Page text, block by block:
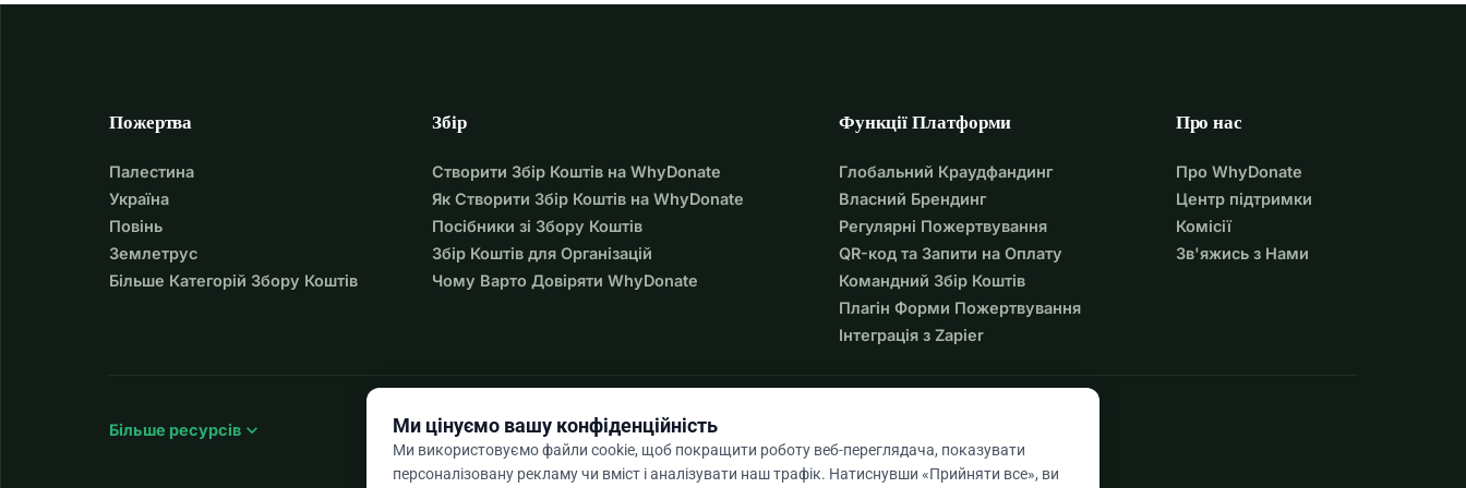
Пожертва
Палестина
Україна
Повінь
Землетрус
Більше Категорій Збору Коштів
Збір
Створити Збір Коштів на WhyDonate
Як Створити Збір Коштів на WhyDonate
Посібники зі Збору Коштів
Збір Коштів для Організацій
Чому Варто Довіряти WhyDonate
Функції Платформи
Глобальний Краудфандинг
Власний Брендинг
Регулярні Пожертвування
QR-код та Запити на Оплату
Командний Збір Коштів
Плагін Форми Пожертвування
Інтеграція з Zapier
Про нас
Про WhyDonate
Центр підтримки
Комісії
Зв'яжись з Нами
Більше ресурсів expand_more Ми цінуємо вашу конфіденційність
Ми використовуємо файли cookie, щоб покращити роботу веб-переглядача, показувати
персоналізовану рекламу чи вміст і аналізувати наш трафік. Натиснувши «Прийняти все», ви